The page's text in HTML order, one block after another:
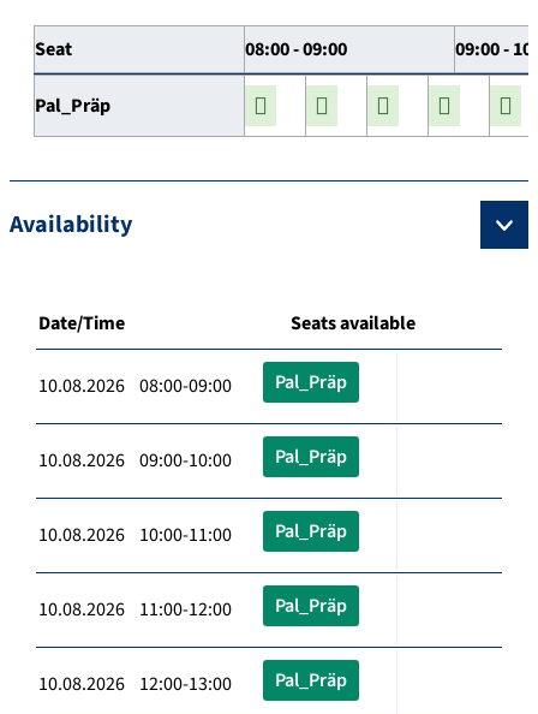
Seat 08:00 - 09:00 09:00 -
Pal_Präp
Availability
Date/Time Seats available
10.08.2026 08:00-09:00 Pal_Präp
10.08.2026 09:00-10:00 Pal_Präp
10.08.2026 10:00-11:00 Pal_Präp
10.08.2026 11:00-12:00 Pal_Präp
10.08.2026 12:00-13:00 Pal_Präp